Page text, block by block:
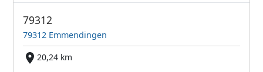
79312
79312 Emmendingen
20,24 km